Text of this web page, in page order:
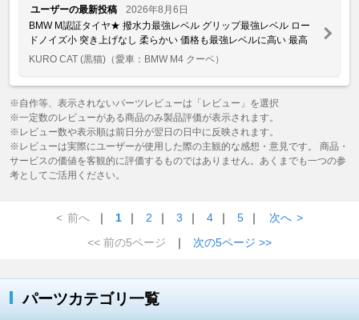
ユーザーの最新投稿
2026年8月6日
BMW M認証タイヤ★ 撥水力最強レベル グリップ最強レベル ロー
ドノイズ小 突き上げなし 柔らかい 価格も最強レベルに高い 最高
KURO CAT (黒猫) （愛車：BMW M4 クーペ）
※自作等、表示されないパーツレビューは「レビュー」を選択
※一定数のレビューがある商品のみ製品評価が表示されます。
※レビュー数や表示順は前日分が翌日の日中に反映されます。
※レビューは実際にユーザーが使用した際の主観的な感想・意見です。 商品・
サービスの価値を客観的に評価するものではありません。あくまでも一つの参
考としてご活用ください。
< 前へ ｜ 1 ｜ 2 ｜ 3 ｜ 4 ｜ 5 ｜ 次へ >
<< 前の5ページ
｜ 次の5ページ >>
パーツカテゴリ一覧